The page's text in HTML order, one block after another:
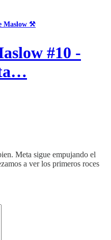
Maslow ⚒️
#10 -
Meta sigue empujando el
a ver los primeros roces